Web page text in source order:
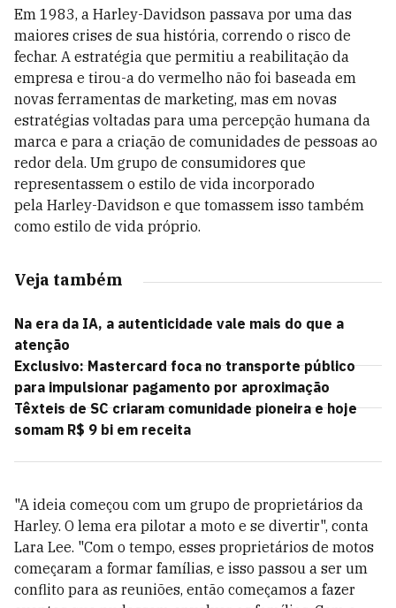
Em 1983, a Harley-Davidson passava por uma das
maiores crises de sua história, correndo o risco de
fechar. A estratégia que permitiu a reabilitação da
empresa e tirou-a do vermelho não foi baseada em
novas ferramentas de marketing, mas em novas
estratégias voltadas para uma percepção humana da
marca e para a criação de comunidades de pessoas ao
redor dela. Um grupo de consumidores que
representassem o estilo de vida incorporado
pela Harley-Davidson e que tomassem isso também
como estilo de vida próprio.
Veja também
Na era da IA, a autenticidade vale mais do que a
atenção
Exclusivo: Mastercard foca no transporte público
para impulsionar pagamento por aproximação
Têxteis de SC criaram comunidade pioneira e hoje
somam R$ 9 bi em receita
"A ideia começou com um grupo de proprietários da
Harley. O lema era pilotar a moto e se divertir", conta
Lara Lee. "Com o tempo, esses proprietários de motos
começaram a formar famílias, e isso passou a ser um
conflito para as reuniões, então começamos a fazer